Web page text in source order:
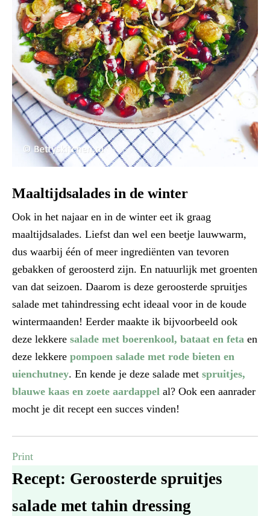
Maaltijdsalades in de winter
Ook in het najaar en in de winter eet ik graag
maaltijdsalades. Liefst dan wel een beetje lauwwarm,
dus waarbij één of meer ingrediënten van tevoren
gebakken of geroosterd zijn. En natuurlijk met groenten
van dat seizoen. Daarom is deze geroosterde spruitjes
salade met tahindressing echt ideaal voor in de koude
wintermaanden! Eerder maakte ik bijvoorbeeld ook
deze lekkere salade met boerenkool, bataat en feta en
deze lekkere pompoen salade met rode bieten en
uienchutney. En kende je deze salade met spruitjes,
blauwe kaas en zoete aardappel al? Ook een aanrader
mocht je dit recept een succes vinden!
Print
Recept: Geroosterde spruitjes
salade met tahin dressing